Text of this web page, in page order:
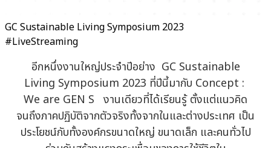
GC Sustainable Living Symposium 2023
#LiveStreaming
อีกหนึ่งงานใหญ่ประจำปีอย่าง GC Sustainable
Living Symposium 2023 ที่ปีนี้มากับ Concept :
We are GEN S งานเดียวที่ได้เรียนรู้ ตั้งแต่แนวคิด
จนถึงภาคปฏิบัติจากตัวจริงทั้งจากในและต่างประเทศ เป็น
ประโยชน์กับทั้งองค์กรขนาดใหญ่ ขนาดเล็ก และคนทั่วไป